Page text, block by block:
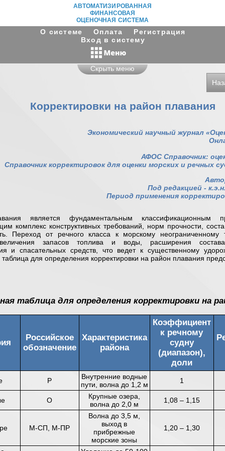
АВТОМАТИЗИРОВАННАЯ
ФИНАНСОВАЯ
ОЦЕНОЧНАЯ СИСТЕМА
О системе Оплата
Регистрация
Вход в систему
Скрыть меню
Корректировки на район плавания
Экономический научный журнал
АФОС Справочник:
Справочник корректировок для оценки морских и речных
Под редакцией -
Период применения
является фундаментальным классификационным
комплекс конструктивных требований, норм прочности,
Переход от речного класса к морскому неограниченному
запасов топлива и воды, расширения состава
и спасательных средств, что ведет к существенному
для определения корректировки на район плавания
таблица для определения корректировки на
Российское
обозначение
Характеристика
района
Коэффициент
к речному
судну
(диапазон),
доли
Р
Внутренние водные
пути, волна до 1,2 м
1
О
Крупные озера,
волна до 2,0 м
1,08 – 1,15
М-СП, М-ПР
Волна до 3,5 м,
выход в
прибрежные
морские зоны
1,20 – 1,30